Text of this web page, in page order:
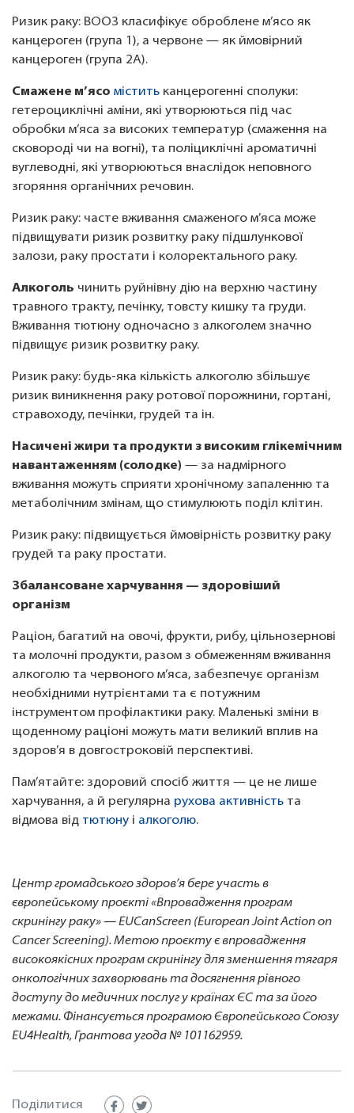
Ризик раку: ВООЗ класифікує оброблене м’ясо як
канцероген (група 1), а червоне — як ймовірний
канцероген (група 2A).
Смажене м’ясо містить канцерогенні сполуки:
гетероциклічні аміни, які утворюються під час
обробки м’яса за високих температур (смаження на
сковороді чи на вогні), та поліциклічні ароматичні
вуглеводні, які утворюються внаслідок неповного
згоряння органічних речовин.
Ризик раку: часте вживання смаженого м’яса може
підвищувати ризик розвитку раку підшлункової
залози, раку простати і колоректального раку.
Алкоголь чинить руйнівну дію на верхню частину
травного тракту, печінку, товсту кишку та груди.
Вживання тютюну одночасно з алкоголем значно
підвищує ризик розвитку раку.
Ризик раку: будь-яка кількість алкоголю збільшує
ризик виникнення раку ротової порожнини, гортані,
стравоходу, печінки, грудей та ін.
Насичені жири та продукти з високим глікемічним
навантаженням (солодке) — за надмірного
вживання можуть сприяти хронічному запаленню та
метаболічним змінам, що стимулюють поділ клітин.
Ризик раку: підвищується ймовірність розвитку раку
грудей та раку простати.
Збалансоване харчування — здоровіший
організм
Раціон, багатий на овочі, фрукти, рибу, цільнозернові
та молочні продукти, разом з обмеженням вживання
алкоголю та червоного м’яса, забезпечує організм
необхідними нутрієнтами та є потужним
інструментом профілактики раку. Маленькі зміни в
щоденному раціоні можуть мати великий вплив на
здоров’я в довгостроковій перспективі.
Пам’ятайте: здоровий спосіб життя — це не лише
харчування, а й регулярна рухова активність та
відмова від тютюну і алкоголю.
Центр громадського здоров’я бере участь в
європейському проєкті «Впровадження програм
скринінгу раку» — EUCanScreen (European Joint Action on
Cancer Screening). Метою проєкту є впровадження
високоякісних програм скринінгу для зменшення тягаря
онкологічних захворювань та досягнення рівного
доступу до медичних послуг у країнах ЄС та за його
межами. Фінансується програмою Європейського Союзу
EU4Health, Грантова угода № 101162959.
Поділитися